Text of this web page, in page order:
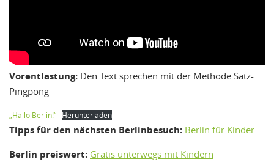
Vorentlastung: Den Text sprechen mit der Methode Satz-
Pingpong
„Hallo Berlin!“ Herunterladen
Tipps für den nächsten Berlinbesuch: Berlin für Kinder
Berlin preiswert: Gratis unterwegs mit Kindern